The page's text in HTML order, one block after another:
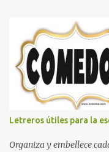
decorar el dormitorio
boxeo Ideas para
que se pueden hacer con
Letreros útiles para la
Organiza y embellece